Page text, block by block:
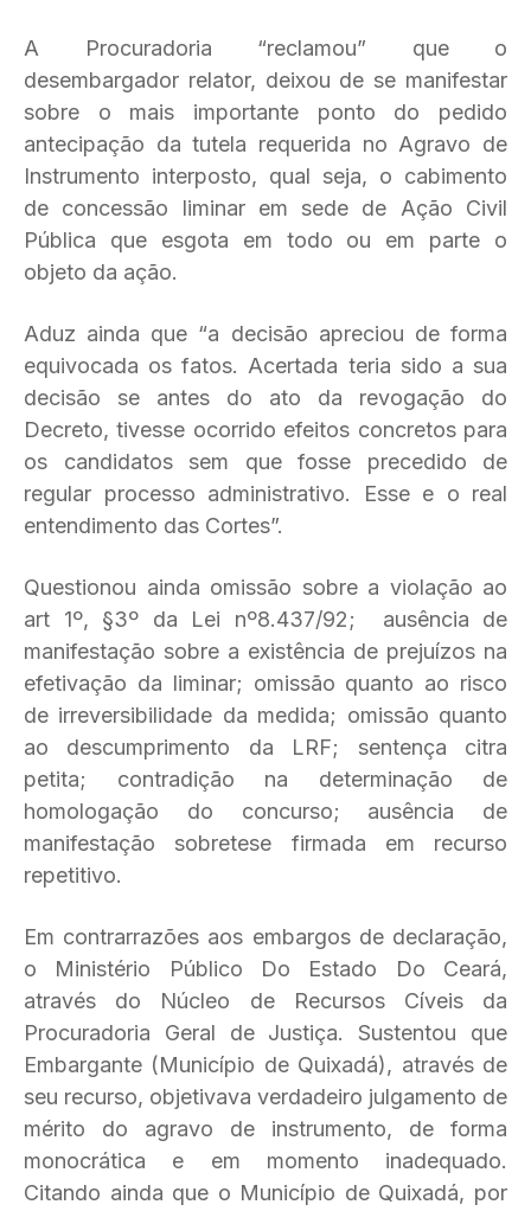
A Procuradoria “reclamou” que o
desembargador relator, deixou de se manifestar
sobre o mais importante ponto do pedido
antecipação da tutela requerida no Agravo de
Instrumento interposto, qual seja, o cabimento
de concessão liminar em sede de Ação Civil
Pública que esgota em todo ou em parte o
objeto da ação.
Aduz ainda que “a decisão apreciou de forma
equivocada os fatos. Acertada teria sido a sua
decisão se antes do ato da revogação do
Decreto, tivesse ocorrido efeitos concretos para
os candidatos sem que fosse precedido de
regular processo administrativo. Esse e o real
entendimento das Cortes”.
Questionou ainda omissão sobre a violação ao
art 1º, §3º da Lei nº8.437/92; ausência de
manifestação sobre a existência de prejuízos na
efetivação da liminar; omissão quanto ao risco
de irreversibilidade da medida; omissão quanto
ao descumprimento da LRF; sentença citra
petita; contradição na determinação de
homologação do concurso; ausência de
manifestação sobretese firmada em recurso
repetitivo.
Em contrarrazões aos embargos de declaração,
o Ministério Público Do Estado Do Ceará,
através do Núcleo de Recursos Cíveis da
Procuradoria Geral de Justiça. Sustentou que
Embargante (Município de Quixadá), através de
seu recurso, objetivava verdadeiro julgamento de
mérito do agravo de instrumento, de forma
monocrática e em momento inadequado.
Citando ainda que o Município de Quixadá, por